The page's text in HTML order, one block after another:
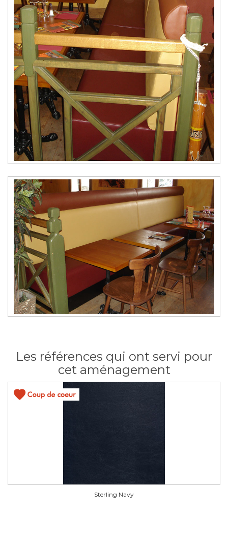
Les références qui ont servi pour
cet aménagement
Sterling Navy